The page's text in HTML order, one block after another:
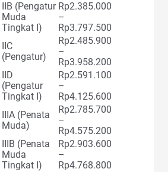
IIB (Pengatur
Muda
Tingkat I)
Rp2.385.000
–
Rp3.797.500
IIC
(Pengatur)
Rp2.485.900
–
Rp3.958.200
IID
(Pengatur
Tingkat I)
Rp2.591.100
–
Rp4.125.600
IIIA (Penata
Muda)
Rp2.785.700
–
Rp4.575.200
IIIB (Penata
Muda
Tingkat I)
Rp2.903.600
–
Rp4.768.800